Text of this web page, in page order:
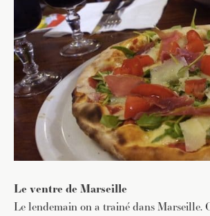
Le ventre de Marseille
Le lendemain on a trainé dans Marseille.